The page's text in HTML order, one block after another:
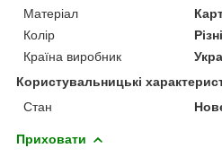
Матеріал
Колір
Країна виробник
Користувальницькі
Стан
Приховати